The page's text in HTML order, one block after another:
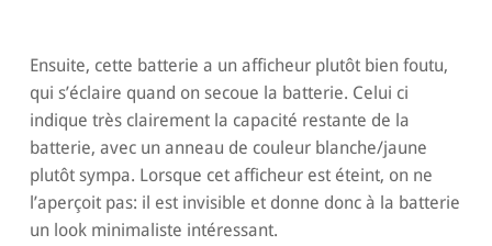
Ensuite, cette batterie a un afficheur plutôt bien foutu,
qui s’éclaire quand on secoue la batterie. Celui ci
indique très clairement la capacité restante de la
batterie, avec un anneau de couleur blanche/jaune
plutôt sympa. Lorsque cet afficheur est éteint, on ne
l’aperçoit pas: il est invisible et donne donc à la batterie
un look minimaliste intéressant.